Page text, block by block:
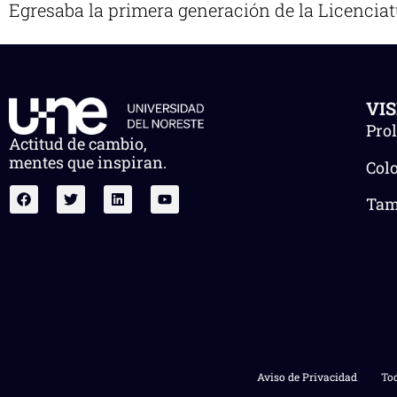
Egresaba la primera generación de la
Actitud de cambio,
mentes que inspiran.
Aviso de Privacidad